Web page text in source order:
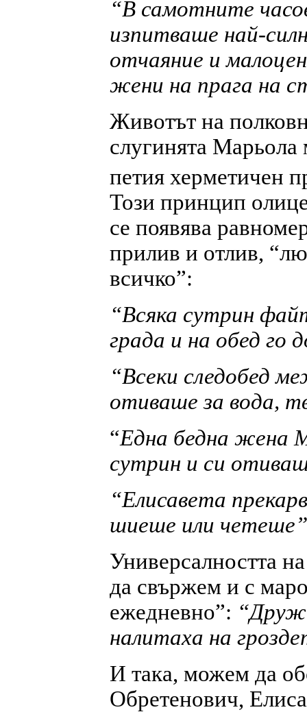
“В самотните
изпитваше най-
отчаяние и
жени на прага на
Животът на
слугинята
петия херметичен
Този принцип
се появява
прилив и отлив,
всичко”:
“Всяка сутрин
града и на обед го
“Всеки следобед
отиваше за вода,
“Една бедна жена
сутрин и си
“Елисавета
шиеше или четеше”
Универсалността
да свържем и с
ежедневно”:
налитаха на
И така, можем да
Обретенович,